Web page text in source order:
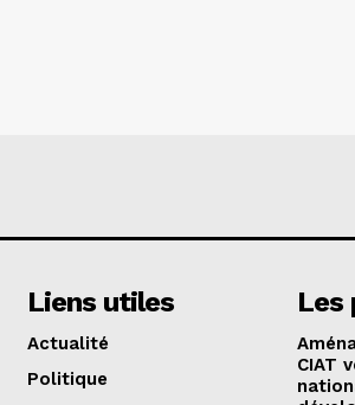
Liens utiles
Actualité
Politique
Les
CIAT